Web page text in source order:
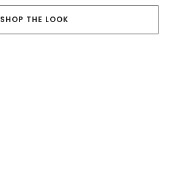
SHOP THE LOOK